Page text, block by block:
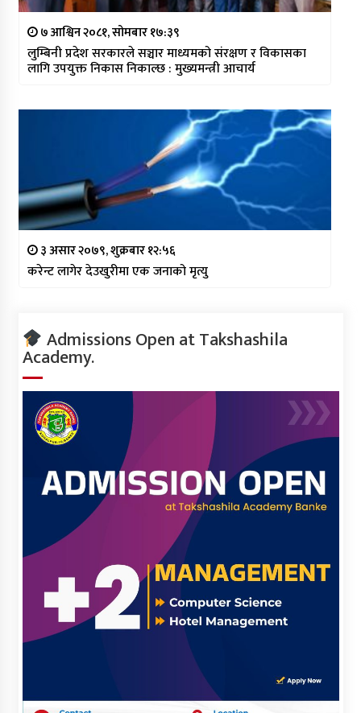
७ आश्विन २०८१, सोमबार १७:३९
लुम्बिनी प्रदेश सरकारले सञ्चार माध्यमको संरक्षण र विकासका
लागि उपयुक्त निकास निकाल्छ : मुख्यमन्त्री आचार्य
३ असार २०७९, शुक्रबार १२:५६
करेन्ट लागेर देउखुरीमा एक जनाको मृत्यु
Admissions Open at Takshashila
Academy.